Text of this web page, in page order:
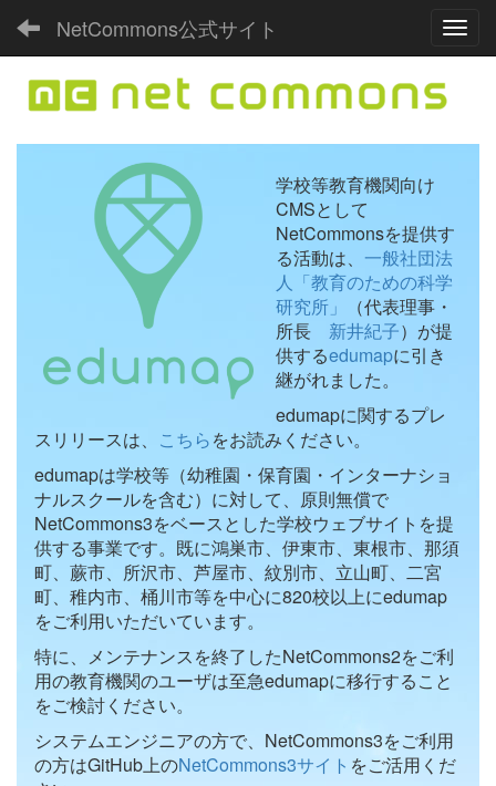
NetCommons公式サイト
学校等教育機関向け
CMSとして
NetCommonsを提供す
る活動は、 一般社団法
人「教育のための科学
研究所」
（代表理事・
所長 新井紀子）が提
供するedumapに引き
継がれました。
edumapに関するプレ
スリリースは、 こちらをお読みください。
edumapは学校等（幼稚園・保育園・インターナショ
ナルスクールを含む）に対して、原則無償で
NetCommons3をベースとした学校ウェブサイトを提
供する事業です。既に鴻巣市、伊東市、東根市、那須
町、蕨市、所沢市、芦屋市、紋別市、立山町、二宮
町、稚内市、桶川市等を中心に820校以上にedumap
をご利用いただいています。
特に、メンテナンスを終了したNetCommons2をご利
用の教育機関のユーザは至急edumapに移行すること
をご検討ください。
システムエンジニアの方で、NetCommons3をご利用
の方はGitHub上のNetCommons3サイト をご活用くだ